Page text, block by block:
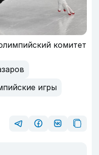
комитет
игры